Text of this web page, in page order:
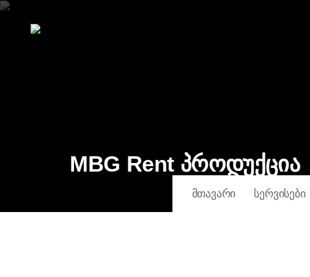
MBG Rent პროდუქცია
ᲛᲗᲐᲕᲐᲠᲘ ᲡᲔᲠᲕᲘᲡᲔᲑᲘ